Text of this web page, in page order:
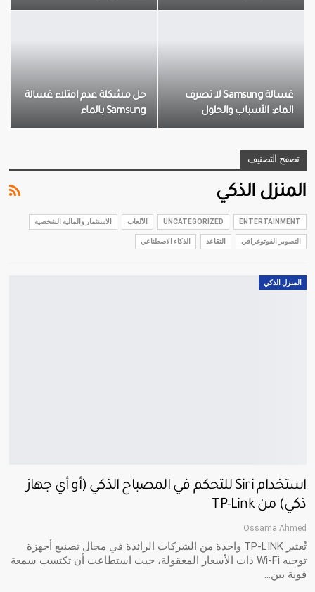
غسالة Samsung لا تصرف
الماء: الأسباب والحلول
حل مشكلة عدم امتلاء غسالة
Samsung بالماء
تصفح التصنيف
المنزل الذكي
ENTERTAINMENT
UNCATEGORIZED الألعاب الاستثمار والمالية الشخصية
التصوير الفوتوغرافي التقاعد الذكاء الاصطناعي
المنزل الذكي
استخدام Siri للتحكم في المصباح الذكي (أو أي جهاز
ذكي) من TP-Link
Ossama Ahmed
تُعتبر TP-LINK واحدة من الشركات الرائدة في مجال تصنيع أجهزة
توجيه Wi-Fi ذات الأسعار المعقولة، حيث استطاعت أن تكتسب سمعة
قوية بين…